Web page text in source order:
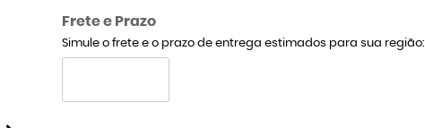
Frete e Prazo
Simule o frete e o prazo de entrega estimados para sua região: